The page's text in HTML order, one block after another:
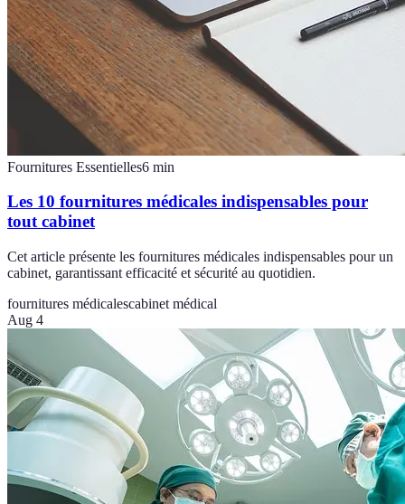
Fournitures Essentielles6 min
Les 10 fournitures médicales indispensables pour
tout cabinet
Cet article présente les fournitures médicales indispensables pour un
cabinet, garantissant efficacité et sécurité au quotidien.
fournitures médicalescabinet médical
Aug 4